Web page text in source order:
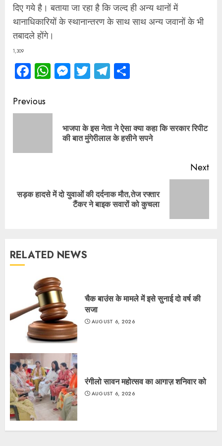
दिए गये है। बताया जा रहा है कि जल्द ही अन्य थानों में
थानाधिकारियों के स्थानान्तरण के साथ साथ अन्य जवानों के भी
तबादले होंगे।
1,309
Facebook
WhatsApp
Messenger
TwitterTelegram
Continue
Reading
Previous
भाजपा के इस नेता ने ऐसा क्या कहा कि सरकार रिपीट
की बात मुंगेरीलाल के हसीने सपने
Next
Next
सड़क हादसे में दो युवाओं की दर्दनाक मौत,तेज रफ्तार
टैंकर ने बाइक सवारों को कुचला
RELATED NEWS
चैक बाउंस के मामले में इसे सुनाई दो वर्ष की
सजा
AUGUST 6, 2026
रंगीलो सावन महोत्सव का आगाज़ शनिवार को
AUGUST 6, 2026